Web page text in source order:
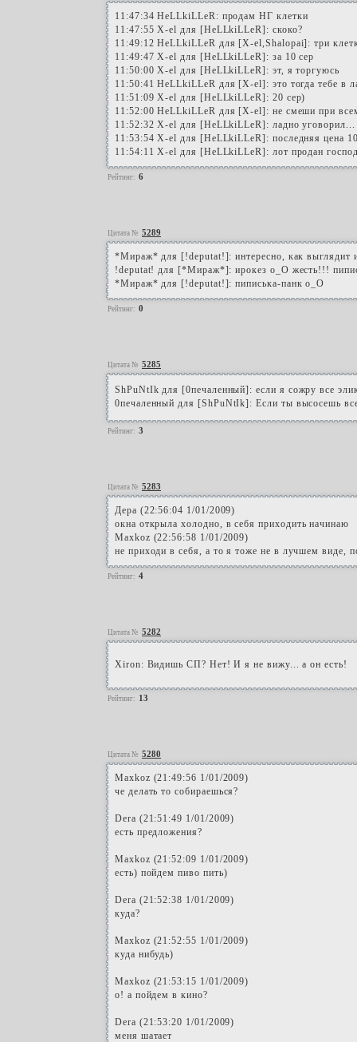
11:47:34 HeLLkiLLeR: продам НГ клетки
11:47:55 X-el для [HeLLkiLLeR]: скоко?
11:49:12 HeLLkiLLeR для [X-el,Shalopai]: три
11:49:47 X-el для [HeLLkiLLeR]: за 10 сер
11:50:00 X-el для [HeLLkiLLeR]: эт, я торгуюсь
11:50:41 HeLLkiLLeR для [X-el]: это тогда тебе в
11:51:09 X-el для [HeLLkiLLeR]: 20 сер)
11:52:00 HeLLkiLLeR для [X-el]: не смеши при
11:52:32 X-el для [HeLLkiLLeR]: ладно
11:53:54 X-el для [HeLLkiLLeR]: последняя цена
11:54:11 X-el для [HeLLkiLLeR]: лот продан
Рейтинг: 6
Цитата № 5289
*Мираж* для [!deputat!]: интересно, как выглядит
!deputat! для [*Мираж*]: ирокез о_О жесть!!!
*Мираж* для [!deputat!]: пиписька-панк о_О
Рейтинг: 0
Цитата № 5285
ShPuNtIk для [0печаленный]: если я сожру все
0печаленный для [ShPuNtIk]: Если ты высосешь
Рейтинг: 3
Цитата № 5283
Дера (22:56:04 1/01/2009)
окна открыла холодно, в себя приходить начинаю
Maxkoz (22:56:58 1/01/2009)
не приходи в себя, а то я тоже не в лучшем виде,
Рейтинг: 4
Цитата № 5282
Xiron: Видишь СП? Нет! И я не вижу... а он есть!
Рейтинг: 13
Цитата № 5280
Maxkoz (21:49:56 1/01/2009)
че делать то собираешься?
Dera (21:51:49 1/01/2009)
есть предложения?
Maxkoz (21:52:09 1/01/2009)
есть) пойдем пиво пить)
Dera (21:52:38 1/01/2009)
куда?
Maxkoz (21:52:55 1/01/2009)
куда нибудь)
Maxkoz (21:53:15 1/01/2009)
о! а пойдем в кино?
Dera (21:53:20 1/01/2009)
меня шатает